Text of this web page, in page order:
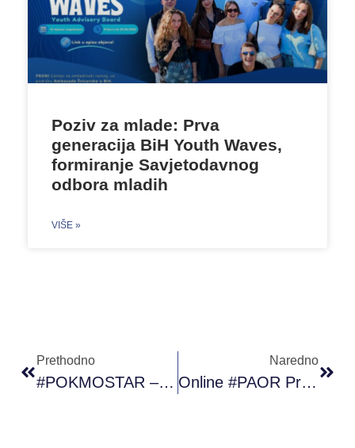
Poziv za mlade: Prva
generacija BiH Youth Waves,
formiranje Savjetodavnog
odbora mladih
VIŠE »
Prethodno
#POKMOSTAR – Časovi Konverzacijskog Engleskog
Naredno
Online #PAOR Program Sa Učesnicima/cama Iz Bijeljine